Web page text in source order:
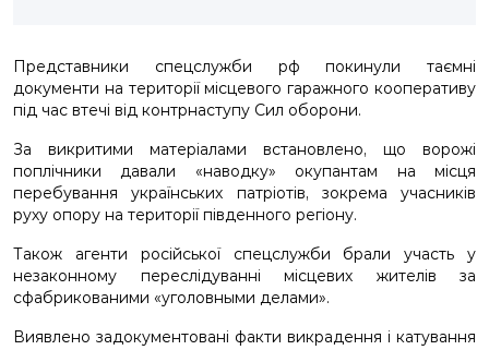
Представники спецслужби рф покинули таємні
документи на території місцевого гаражного кооперативу
під час втечі від контрнаступу Сил оборони.
За викритими матеріалами встановлено, що ворожі
поплічники давали «наводку» окупантам на місця
перебування українських патріотів, зокрема учасників
руху опору на території південного регіону.
Також агенти російської спецслужби брали участь у
незаконному переслідуванні місцевих жителів за
сфабрикованими «уголовными делами».
Виявлено задокументовані факти викрадення і катування